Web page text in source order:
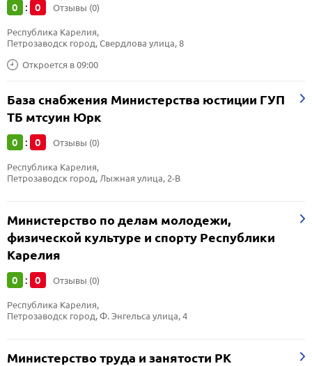
0 : 0 Отзывы (0)
Откроется в 09:00
Республика Карелия,
Петрозаводск город, Свердлова улица, 8
База снабжения Министерства юстиции ГУП
ТБ мтсуин Юрк
0 : 0 Отзывы (0)
Республика Карелия,
Петрозаводск город, Лыжная улица, 2-В
Министерство по делам молодежи,
физической культуре и спорту Республики
Карелия
0 : 0 Отзывы (0)
Республика Карелия,
Петрозаводск город, Ф. Энгельса улица, 4
Министерство труда и занятости РК